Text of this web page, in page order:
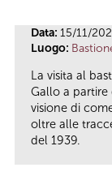
Data: 15/11/
Luogo:
La visita al
Gallo a
visione di
oltre alle
del 1939.